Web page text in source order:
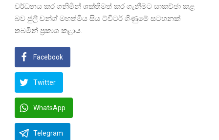
වර්ධනය කර ගනිමින් ශක්තිමත් කර ගැනීමට සාකච්ඡා කළ
බව ජුලී චන්ග් මහත්මිය සිය ට්විටර් ගිණුමේ සටහනක්
තබමින් ප්‍රකාශ කළාය.
Facebook
Twitter
WhatsApp
Telegram